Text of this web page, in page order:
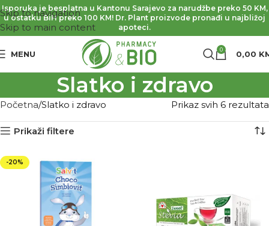
Skip to navigation
Skip to main content
Isporuka je besplatna u Kantonu Sarajevo za narudžbe preko 50 KM,
u ostatku BiH preko 100 KM! Dr. Plant proizvode pronađi u najbližoj
apoteci.
MENU 0 0,00
Slatko i zdravo
Početna Slatko i zdravo Prikaz svih 6 rezultata
Prikaži filtere
-20%